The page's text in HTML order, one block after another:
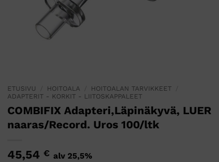
ETUSIVU HOITOALA HOITOALAN TARVIKKEET
ADAPTERIT - KORKIT - LIITOSKAPPALEET
COMBIFIX Adapteri,Läpinäkyvä, LUER
naaras/Record. Uros 100/ltk
45,54 € alv 25,5%